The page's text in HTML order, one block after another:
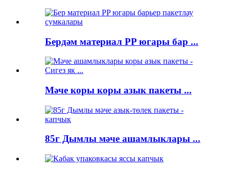
Бердәм материал PP югары бар ...
Мәче коры коры азык пакеты ...
85г Дымлы мәче ашамлыклары ...